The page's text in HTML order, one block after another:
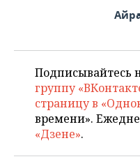
Подписывайтесь
группу
страницу в
времени».
«Дзене».